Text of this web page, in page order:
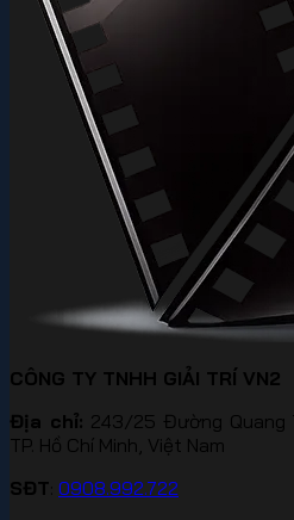
CÔNG TY TNHH GIẢI TRÍ VN2
Địa chỉ: 243/25 Đường Quang
TP. Hồ Chí Minh, Việt Nam
SĐT 0908.992.722